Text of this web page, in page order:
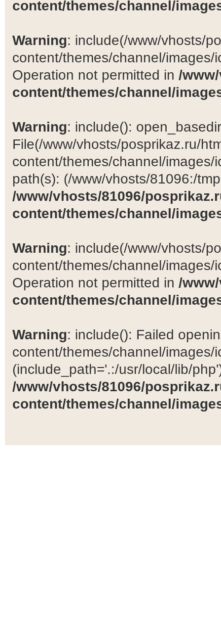
content/themes/channel/
Warning: include(/www/vhosts/
content/themes/channel/
Operation not permitted in /
content/themes/channel/
Warning: include():
File(/www/vhosts/posprikaz.ru/
content/themes/channel/
path(s): (/www/vhosts/81096:/
/www/vhosts/81096/
content/themes/channel/
Warning: include(/www/vhosts/
content/themes/channel/
Operation not permitted in /
content/themes/channel/
Warning: include(): Failed
content/themes/channel/images/
(include_path='.:/usr/local/lib/
/www/vhosts/81096/
content/themes/channel/